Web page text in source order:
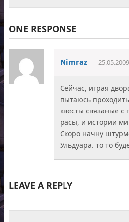
ONE RESPONSE
Nimraz 25.05.2009
Сейчас, играя
пытаюсь
квесты связаные с
расы, и истории
Скоро начну
Ульдуара. то то
LEAVE A REPLY